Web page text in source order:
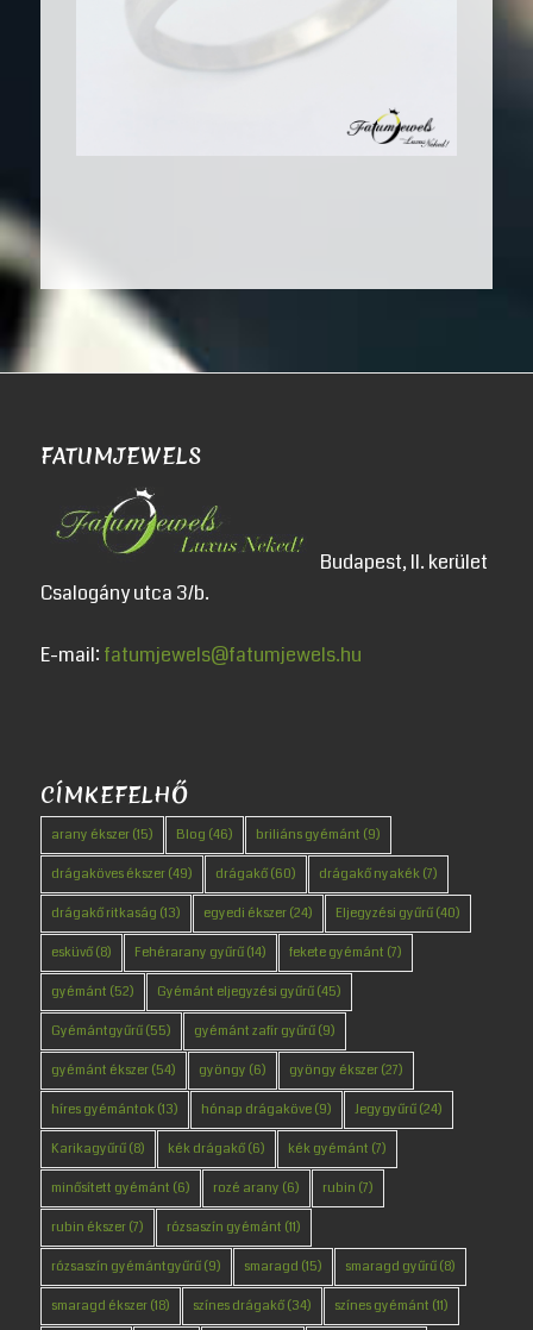
FATUMJEWELS
Budapest, II. kerület
Csalogány utca 3/b.
E-mail: fatumjewels@fatumjewels.hu
CÍMKEFELHŐ
arany ékszer(15) Blog (46) briliáns gyémánt (9)
drágaköves ékszer(49) drágakő(60) drágakő nyakék(7)
drágakő ritkaság (13) egyedi ékszer(24) Eljegyzési gyűrű(40)
esküvő(8) Fehérarany gyűrű(14) fekete gyémánt (7)
gyémánt (52) Gyémánt eljegyzési gyűrű(45)
Gyémántgyűrű(55) gyémánt zafír gyűrű(9)
gyémánt ékszer(54) gyöngy (6) gyöngy ékszer(27)
híres gyémántok(13) hónap drágaköve(9) Jegygyűrű(24)
Karikagyűrű(8) kék drágakő(6) kék gyémánt (7)
minősített gyémánt (6) rozé arany (6) rubin (7)
rubin ékszer(7) rózsaszín gyémánt (11)
rózsaszín gyémántgyűrű(9) smaragd (15) smaragd gyűrű(8)
smaragd ékszer(18) színes drágakő(34) színes gyémánt (11)